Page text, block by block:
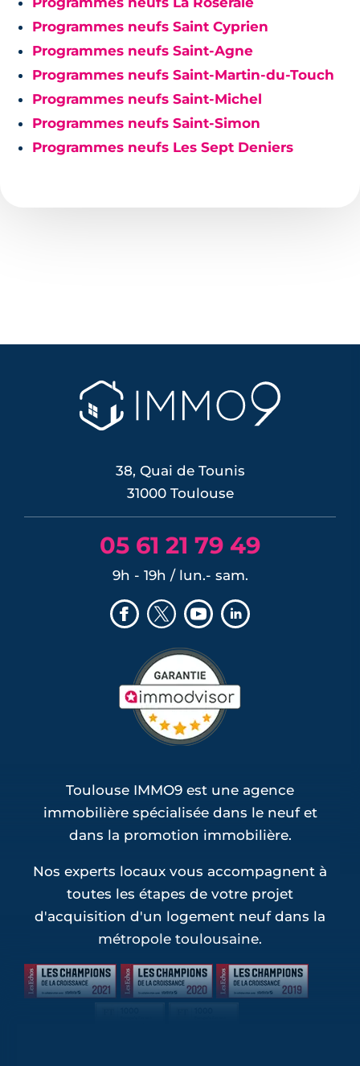
Programmes neufs Saint Cyprien
Programmes neufs Saint-Agne
Programmes neufs Saint-Martin-du-Touch
Programmes neufs Saint-Michel
Programmes neufs Saint-Simon
Programmes neufs Les Sept Deniers
38, Quai de Tounis
31000 Toulouse
05 61 21 79 49
9h - 19h / lun.- sam.
Toulouse IMMO9 est une agence
immobilière spécialisée dans le neuf et
dans la promotion immobilière.
Nos experts locaux vous accompagnent à
toutes les étapes de votre projet
d'acquisition d'un logement neuf dans la
métropole toulousaine.